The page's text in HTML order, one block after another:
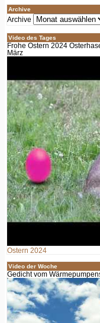
Archive
Archive
Video des Tages
Frohe Ostern 2024
März
Ostern 2024
Video der Woche
Gedicht vom